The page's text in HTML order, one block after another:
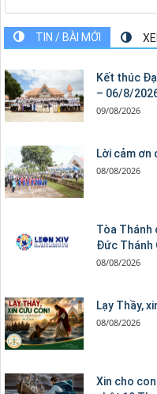
TIN / BÀI MỚI
Kết thúc
– 06/8/
09/08/2026
Lời cảm ơn
08/08/2026
Tòa Thánh
Đức Thánh
08/08/2026
Lạy Thầy,
08/08/2026
Xin cho